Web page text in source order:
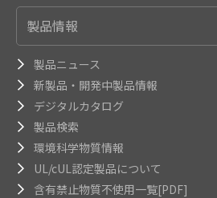
製品情報
製品ニュース
新製品・開発中製品情報
デジタルカタログ
製品検索
環境科学物質情報
UL/cUL認定製品について
含有禁止物質不使用一覧[PDF]